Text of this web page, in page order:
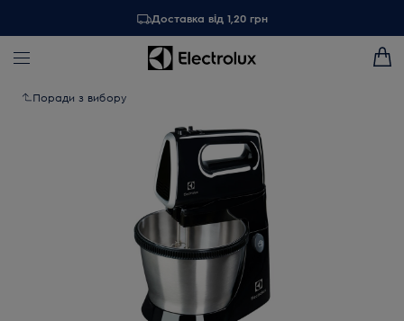
Доставка від 1,20 грн
Поради з вибору